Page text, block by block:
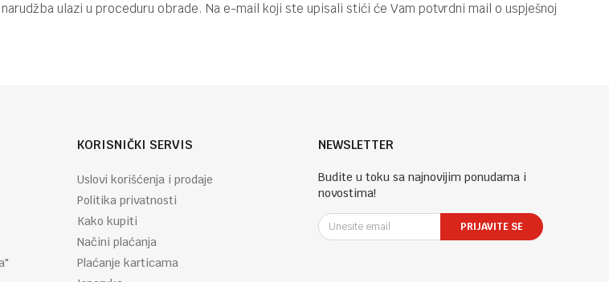
ulazi u proceduru obrade. Na e-mail koji ste upisali stići će Vam potvrdni mail o uspješnoj
KORISNIČKI SERVIS
Uslovi korišćenja i prodaje
Politika privatnosti
Kako kupiti
Načini plaćanja
Plaćanje karticama
NEWSLETTER
Budite u toku sa najnovijim ponudama i
novostima!
PRIJAVITE SE